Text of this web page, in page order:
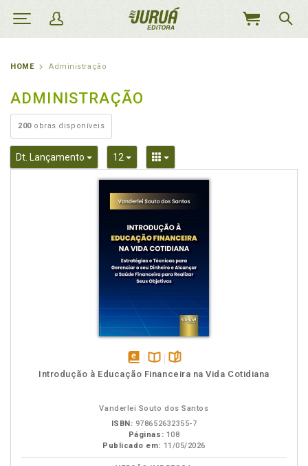
MEU
HOME Administração
ADMINISTRAÇÃO
200obras disponíveis
Dt. Lançamento Toggle Dropdown
12 Toggle DropdownToggle Dropdown
disponívelDisponível
páginas
Introdução à Educação Financeira na Vida Cotidiana
Vanderlei Souto dos Santos
ISBN: 978652632355-7
Páginas: 108
Publicado em: 11/05/2026